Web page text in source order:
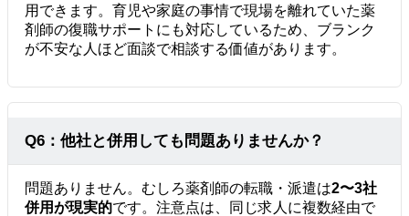
用できます。育児や家庭の事情で現場を離れていた薬
剤師の復職サポートにも対応しているため、ブランク
が不安な人ほど面談で相談する価値があります。
Q6：他社と併用しても問題ありませんか？
問題ありません。むしろ薬剤師の転職・派遣は2〜3社
併用が現実的です。注意点は、同じ求人に複数経由で